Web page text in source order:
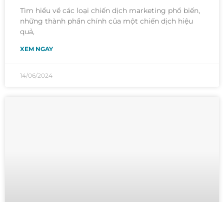
Tìm hiểu về các loại chiến dịch marketing phổ biến,
những thành phần chính của một chiến dịch hiệu
quả,
XEM NGAY
14/06/2024